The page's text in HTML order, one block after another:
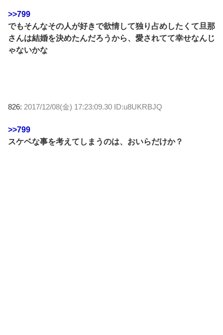
>>799
でもそんなその人が好きで欲情して独り占めしたくて旦那
さんは結婚を決めたんだろうから、愛されてて幸せなんじ
ゃないかな
826: 2017/12/08(金) 17:23:09.30 ID:u8UKRBJQ
>>799
スケベな事を考えてしまうのは、おいらだけか？